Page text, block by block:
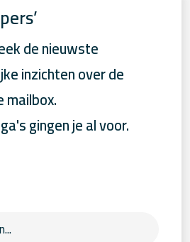
de nieuwste
inzichten over de
mailbox.
gingen je al voor.